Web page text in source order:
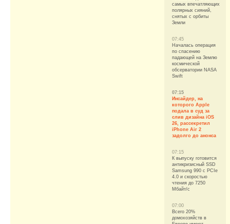
самых впечатляющих
полярных сияний,
снятых с орбиты
Земли
07:45
Началась операция
по спасению
падающей на Землю
космической
обсерватории NASA
Swift
07:15
Инсайдер, на
которого Apple
подала в суд за
слив дизайна iOS
26, рассекретил
iPhone Air 2
задолго до анонса
07:15
К выпуску готовится
антикризисный SSD
Samsung 990 с PCIe
4.0 и скоростью
чтения до 7250
Мбайт/с
07:00
Всего 20%
домохозяйств в